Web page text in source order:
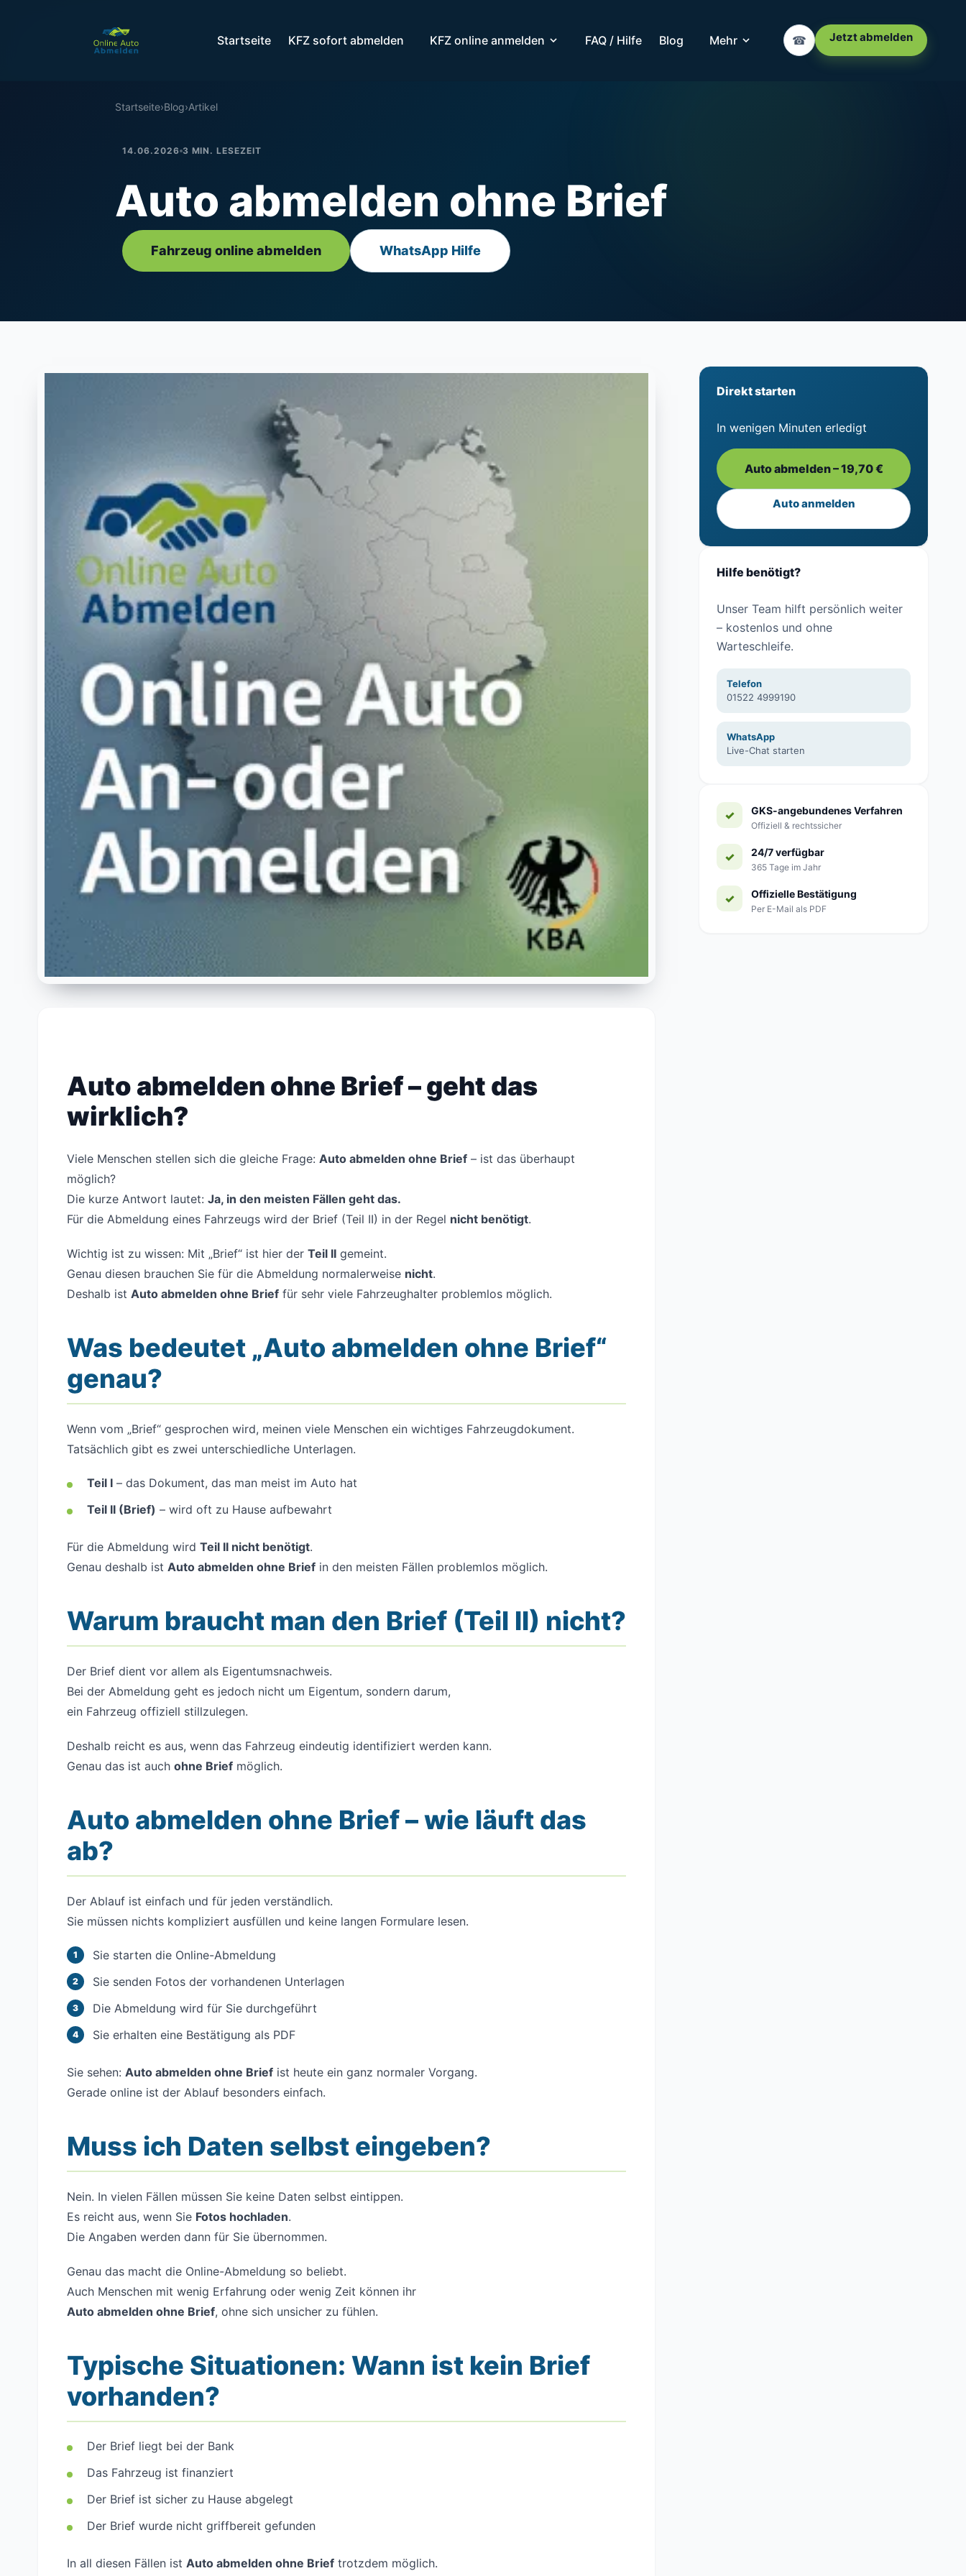
Startseite KFZ sofort abmelden KFZ online anmelden FAQ / Hilfe Blog Mehr ☎ Jetzt abmelden
Startseite›Blog›Artikel
14.06.2026 3 MIN. LESEZEIT
Auto abmelden ohne Brief
Fahrzeug online abmelden WhatsApp Hilfe
Auto abmelden ohne Brief – geht das
wirklich?
Viele Menschen stellen sich die gleiche Frage: Auto abmelden ohne Brief – ist das überhaupt
möglich?
Die kurze Antwort lautet: Ja, in den meisten Fällen geht das.
Für die Abmeldung eines Fahrzeugs wird der Brief (Teil II) in der Regel nicht benötigt.
Wichtig ist zu wissen: Mit „Brief“ ist hier der Teil II gemeint.
Genau diesen brauchen Sie für die Abmeldung normalerweise nicht.
Deshalb ist Auto abmelden ohne Brief für sehr viele Fahrzeughalter problemlos möglich.
Was bedeutet „Auto abmelden ohne Brief“
genau?
Wenn vom „Brief“ gesprochen wird, meinen viele Menschen ein wichtiges Fahrzeugdokument.
Tatsächlich gibt es zwei unterschiedliche Unterlagen.
Teil I – das Dokument, das man meist im Auto hat
Teil II (Brief) – wird oft zu Hause aufbewahrt
Für die Abmeldung wird Teil II nicht benötigt.
Genau deshalb ist Auto abmelden ohne Brief in den meisten Fällen problemlos möglich.
Warum braucht man den Brief (Teil II) nicht?
Der Brief dient vor allem als Eigentumsnachweis.
Bei der Abmeldung geht es jedoch nicht um Eigentum, sondern darum,
ein Fahrzeug offiziell stillzulegen.
Deshalb reicht es aus, wenn das Fahrzeug eindeutig identifiziert werden kann.
Genau das ist auch ohne Brief möglich.
Auto abmelden ohne Brief – wie läuft das
ab?
Der Ablauf ist einfach und für jeden verständlich.
Sie müssen nichts kompliziert ausfüllen und keine langen Formulare lesen.
Sie starten die Online-Abmeldung
Sie senden Fotos der vorhandenen Unterlagen
Die Abmeldung wird für Sie durchgeführt
Sie erhalten eine Bestätigung als PDF
Sie sehen: Auto abmelden ohne Brief ist heute ein ganz normaler Vorgang.
Gerade online ist der Ablauf besonders einfach.
Muss ich Daten selbst eingeben?
Nein. In vielen Fällen müssen Sie keine Daten selbst eintippen.
Es reicht aus, wenn Sie Fotos hochladen.
Die Angaben werden dann für Sie übernommen.
Genau das macht die Online-Abmeldung so beliebt.
Auch Menschen mit wenig Erfahrung oder wenig Zeit können ihr
Auto abmelden ohne Brief, ohne sich unsicher zu fühlen.
Typische Situationen: Wann ist kein Brief
vorhanden?
Der Brief liegt bei der Bank
Das Fahrzeug ist finanziert
Der Brief ist sicher zu Hause abgelegt
Der Brief wurde nicht griffbereit gefunden
In all diesen Fällen ist Auto abmelden ohne Brief trotzdem möglich.
Direkt starten
In wenigen Minuten erledigt
Auto abmelden – 19,70 €
Auto anmelden
Hilfe benötigt?
Unser Team hilft persönlich weiter
– kostenlos und ohne
Warteschleife.
Telefon
01522 4999190
WhatsApp
Live-Chat starten
GKS-angebundenes Verfahren
Offiziell & rechtssicher
24/7 verfügbar
365 Tage im Jahr
Offizielle Bestätigung
Per E-Mail als PDF